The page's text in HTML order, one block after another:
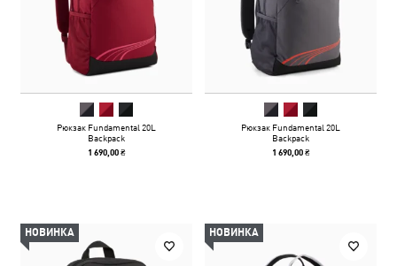
Рюкзак Fundamental 20L
Backpack
1 690,00 ₴
Рюкзак Fundamental 20L
Backpack
1 690,00 ₴
НОВИНКА НОВИНКА